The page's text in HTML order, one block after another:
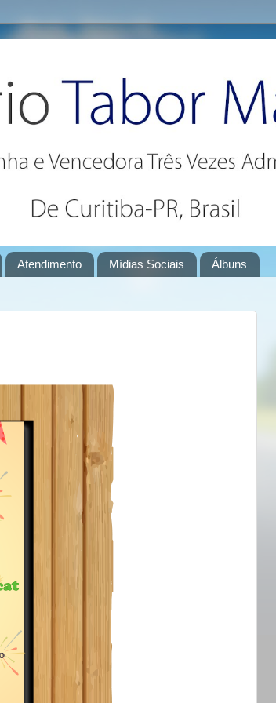
Atendimento Mídias Sociais Álbuns